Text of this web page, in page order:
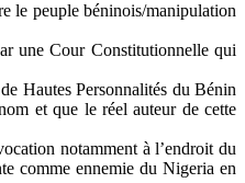
le peuple béninois/manipulation
une Cour Constitutionnelle qui
Hautes Personnalités du Bénin
et que le réel auteur de cette
notamment à l’endroit du
comme ennemie du Nigeria en